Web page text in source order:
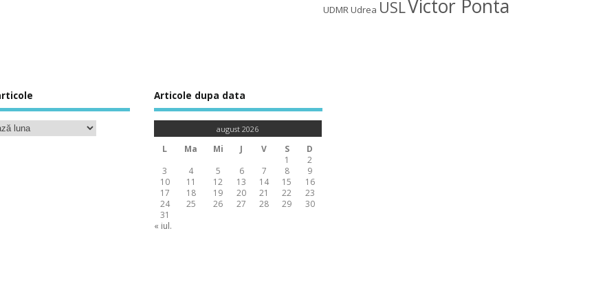
UDMRUdrea USLVictor Ponta
Articole dupa data
august 2026
L Ma Mi J V S
D
1
2
3
4 5 6 7 8
9
10
11 12 13 14 15
16
17
18 19 20 21 22
23
24
25 26 27 28 29
30
31
« iul.